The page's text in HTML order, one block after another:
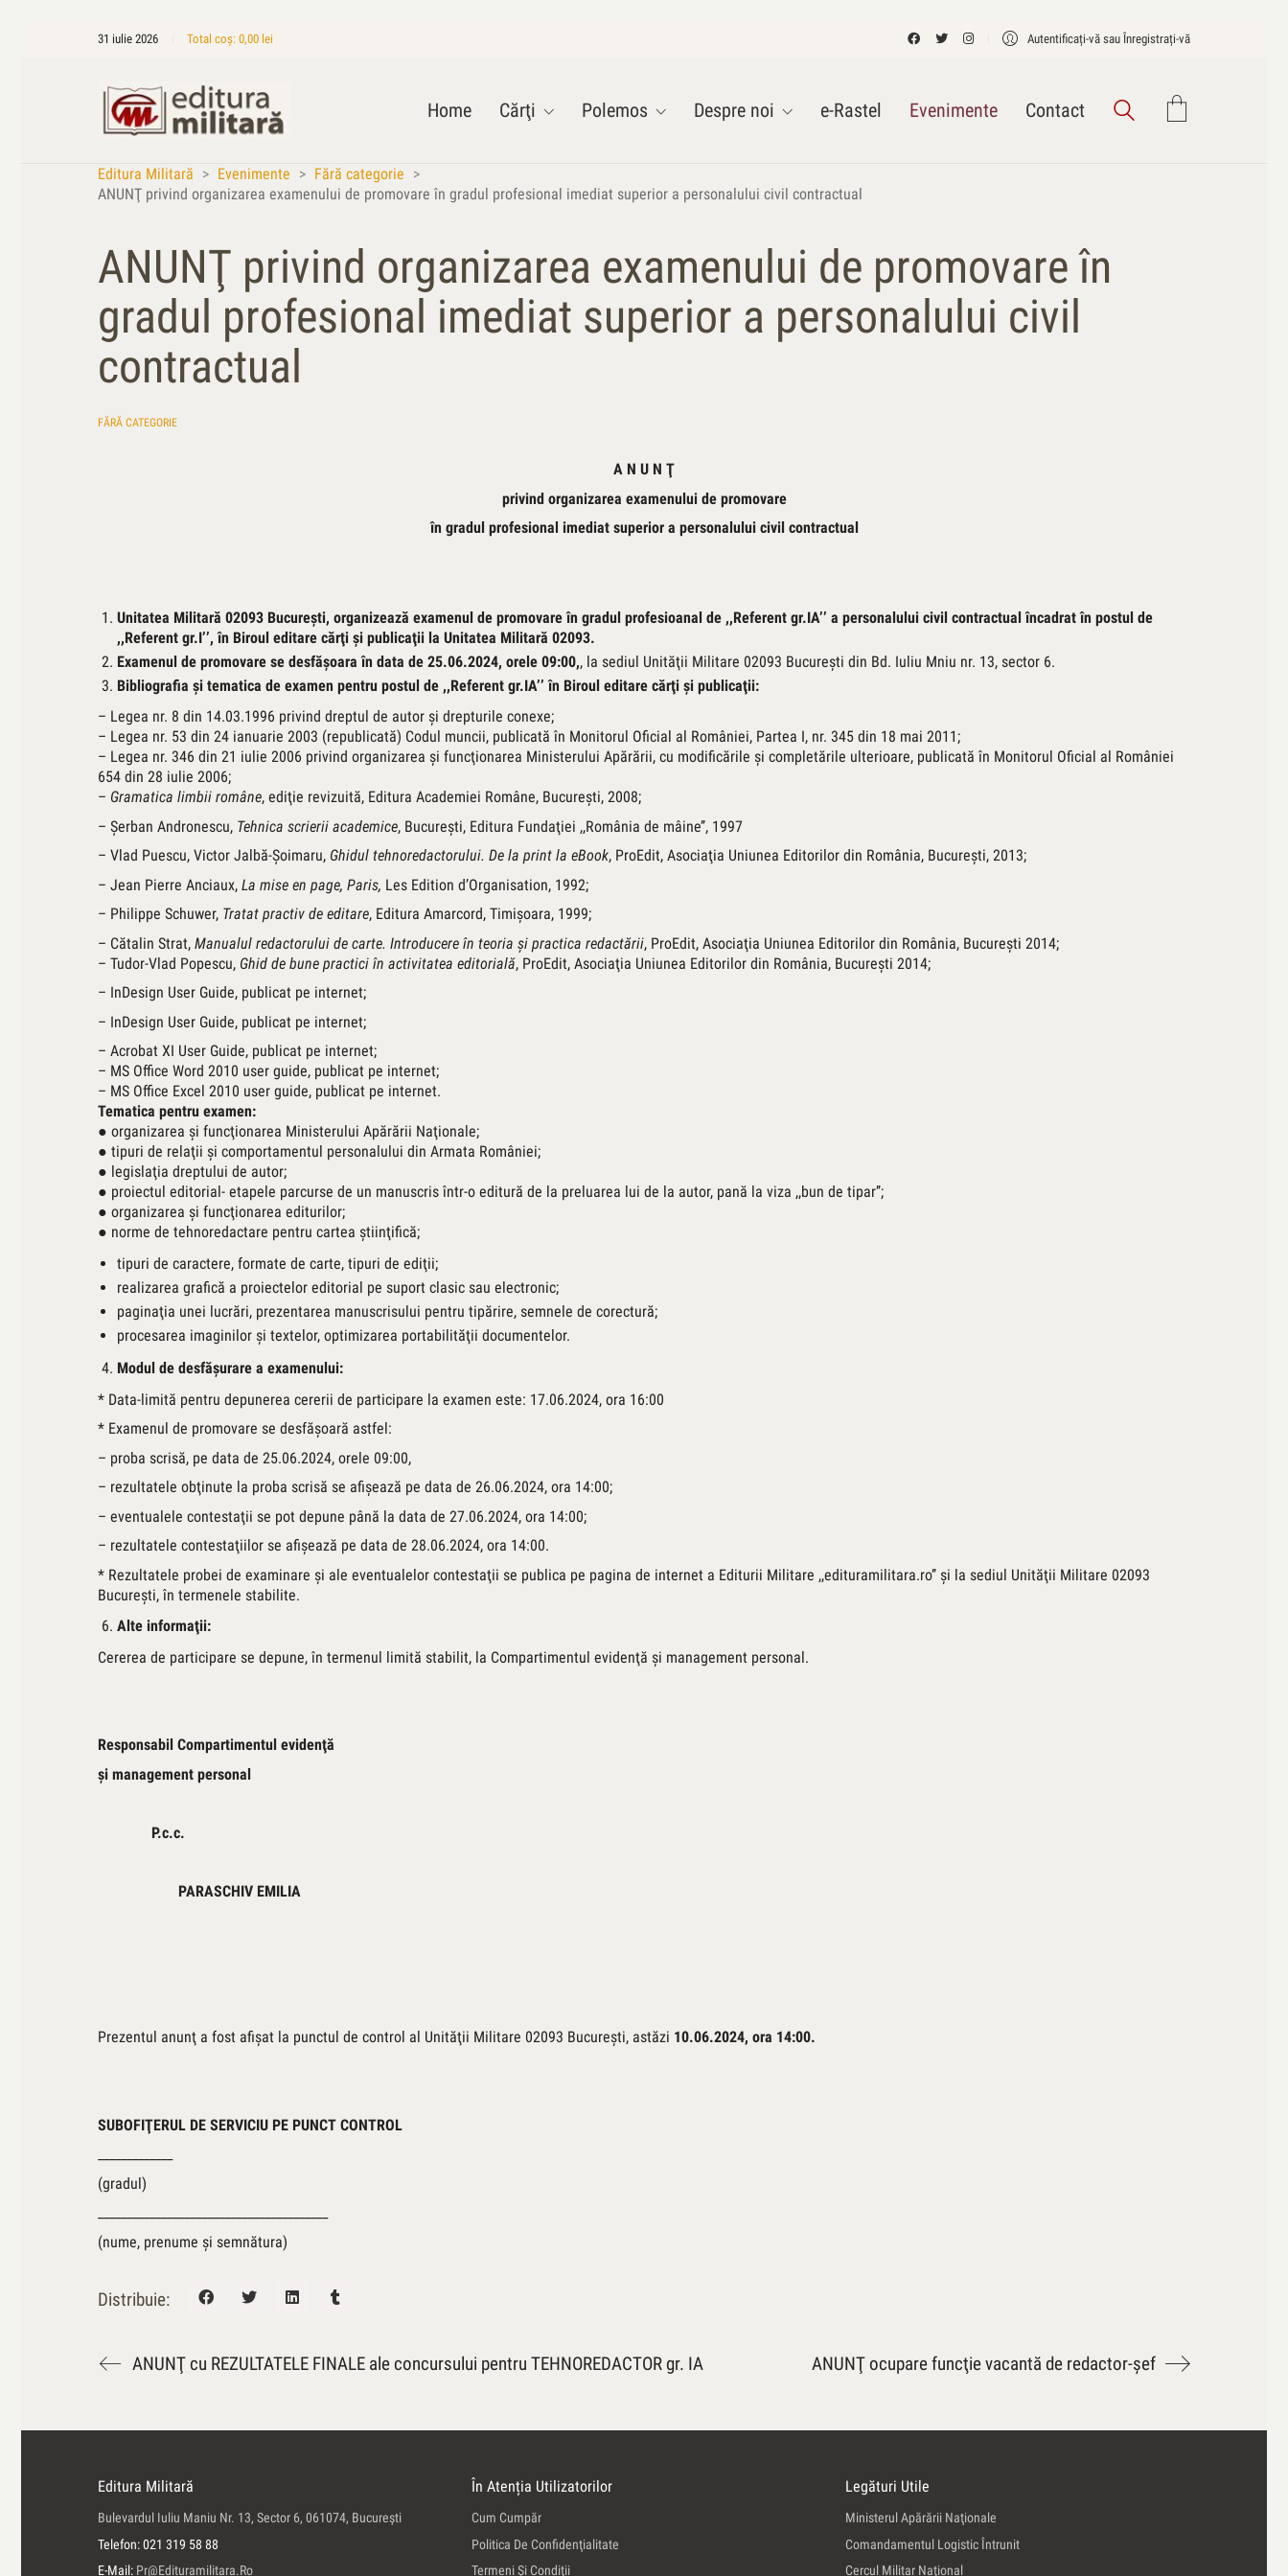
31 iulie 2026 Total coș: 0,00 lei Autentificați-vă sau Înregistrați-vă
Home Cărţi Polemos Despre noi e-Rastel Evenimente Contact
Editura Militară > Evenimente > Fără categorie >
ANUNŢ privind organizarea examenului de promovare în gradul profesional imediat superior a personalului civil contractual
ANUNŢ privind organizarea examenului de promovare în
gradul profesional imediat superior a personalului civil
contractual
FĂRĂ CATEGORIE
A N U N Ţ
privind organizarea examenului de promovare
în gradul profesional imediat superior a personalului civil contractual
Unitatea Militară 02093 Bucureşti, organizează examenul de promovare în gradul profesioanal de ,,Referent gr.IA’’ a personalului civil contractual încadrat în postul de
,,Referent gr.I’’, în Biroul editare cărţi şi publicaţii la Unitatea Militară 02093.
Examenul de promovare se desfăşoara în data de 25.06.2024, orele 09:00,, la sediul Unităţii Militare 02093 Bucureşti din Bd. Iuliu Mniu nr. 13, sector 6.
Bibliografia şi tematica de examen pentru postul de ,,Referent gr.IA’’ în Biroul editare cărţi şi publicaţii:
– Legea nr. 8 din 14.03.1996 privind dreptul de autor şi drepturile conexe;
– Legea nr. 53 din 24 ianuarie 2003 (republicată) Codul muncii, publicată în Monitorul Oficial al României, Partea I, nr. 345 din 18 mai 2011;
– Legea nr. 346 din 21 iulie 2006 privind organizarea şi funcţionarea Ministerului Apărării, cu modificările şi completările ulterioare, publicată în Monitorul Oficial al României
654 din 28 iulie 2006;
– Gramatica limbii române, ediţie revizuită, Editura Academiei Române, Bucureşti, 2008;
– Şerban Andronescu, Tehnica scrierii academice, Bucureşti, Editura Fundaţiei ,,România de mâine’’, 1997
– Vlad Puescu, Victor Jalbă-Şoimaru, Ghidul tehnoredactorului. De la print la eBook, ProEdit, Asociaţia Uniunea Editorilor din România, Bucureşti, 2013;
– Jean Pierre Anciaux, La mise en page, Paris, Les Edition d’Organisation, 1992;
– Philippe Schuwer, Tratat practiv de editare, Editura Amarcord, Timişoara, 1999;
– Cătalin Strat, Manualul redactorului de carte. Introducere în teoria şi practica redactării, ProEdit, Asociaţia Uniunea Editorilor din România, Bucureşti 2014;
– Tudor-Vlad Popescu, Ghid de bune practici în activitatea editorială, ProEdit, Asociaţia Uniunea Editorilor din România, Bucureşti 2014;
– InDesign User Guide, publicat pe internet;
– InDesign User Guide, publicat pe internet;
– Acrobat XI User Guide, publicat pe internet;
– MS Office Word 2010 user guide, publicat pe internet;
– MS Office Excel 2010 user guide, publicat pe internet.
Tematica pentru examen:
● organizarea şi funcţionarea Ministerului Apărării Naţionale;
● tipuri de relaţii şi comportamentul personalului din Armata României;
● legislaţia dreptului de autor;
● proiectul editorial- etapele parcurse de un manuscris într-o editură de la preluarea lui de la autor, pană la viza ,,bun de tipar’’;
● organizarea şi funcţionarea editurilor;
● norme de tehnoredactare pentru cartea ştiinţifică;
tipuri de caractere, formate de carte, tipuri de ediţii;
realizarea grafică a proiectelor editorial pe suport clasic sau electronic;
paginaţia unei lucrări, prezentarea manuscrisului pentru tipărire, semnele de corectură;
procesarea imaginilor şi textelor, optimizarea portabilităţii documentelor.
Modul de desfăşurare a examenului:
* Data-limită pentru depunerea cererii de participare la examen este: 17.06.2024, ora 16:00
* Examenul de promovare se desfăşoară astfel:
– proba scrisă, pe data de 25.06.2024, orele 09:00,
– rezultatele obţinute la proba scrisă se afişează pe data de 26.06.2024, ora 14:00;
– eventualele contestaţii se pot depune până la data de 27.06.2024, ora 14:00;
– rezultatele contestaţiilor se afişează pe data de 28.06.2024, ora 14:00.
* Rezultatele probei de examinare şi ale eventualelor contestaţii se publica pe pagina de internet a Editurii Militare ,,edituramilitara.ro’’ şi la sediul Unităţii Militare 02093
Bucureşti, în termenele stabilite.
Alte informaţii:
Cererea de participare se depune, în termenul limită stabilit, la Compartimentul evidenţă şi management personal.
Responsabil Compartimentul evidenţă
şi management personal
P.c.c.
PARASCHIV EMILIA
Prezentul anunţ a fost afişat la punctul de control al Unităţii Militare 02093 Bucureşti, astăzi 10.06.2024, ora 14:00.
SUBOFIŢERUL DE SERVICIU PE PUNCT CONTROL
(gradul)
(nume, prenume şi semnătura)
Distribuie:
ANUNŢ cu REZULTATELE FINALE ale concursului pentru TEHNOREDACTOR gr. IA ANUNŢ ocupare funcţie vacantă de redactor-şef
Editura Militară
Bulevardul Iuliu Maniu Nr. 13, Sector 6, 061074, Bucureşti
Telefon: 021 319 58 88
E-Mail: Pr@edituramilitara.ro
În Atenția Utilizatorilor
Cum Cumpăr
Politica De Confidenţialitate
Termeni Şi Condiţii
Legături Utile
Ministerul Apărării Naţionale
Comandamentul Logistic Întrunit
Cercul Militar Naţional